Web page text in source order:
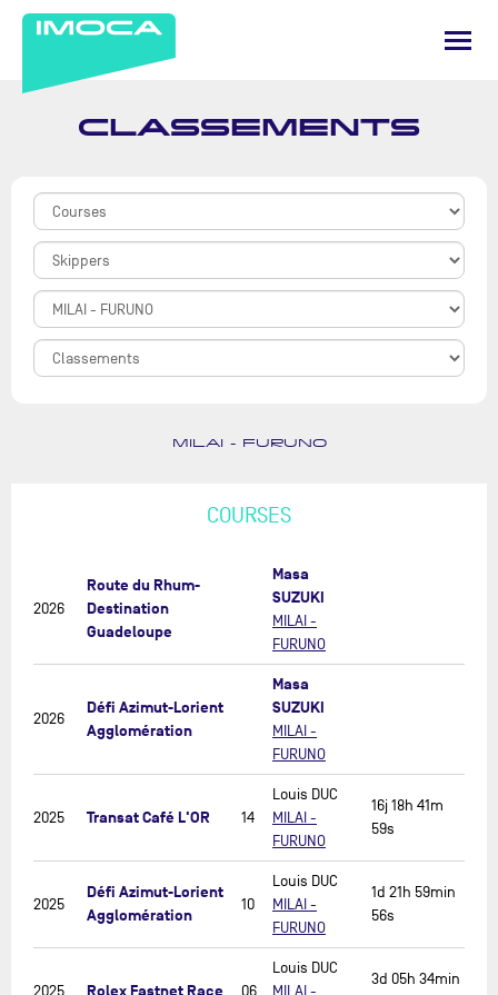
CLASSEMENTS
MILAI - FURUNO
COURSES
2026
Route du Rhum-
Destination
Guadeloupe
Masa
SUZUKI
MILAI -
FURUNO
2026
Défi Azimut-Lorient
Agglomération
Masa
SUZUKI
MILAI -
FURUNO
2025 Transat Café L'OR 14
Louis DUC
MILAI -
FURUNO
16j 18h 41m
59s
2025
Défi Azimut-Lorient
Agglomération
10
Louis DUC
MILAI -
FURUNO
1d 21h 59min
56s
2025 Rolex Fastnet Race 06
Louis DUC
MILAI -
3d 05h 34min